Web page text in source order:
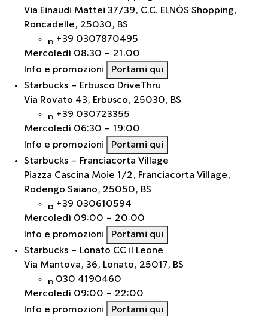
Via Einaudi Mattei 37/39, C.C. ELNÒS Shopping,
Roncadelle, 25030, BS
+39 0307870495
Mercoledì 08:30 - 21:00
Info e promozioni
Portami qui
Starbucks - Erbusco DriveThru
Via Rovato 43, Erbusco, 25030, BS
+39 030723355
Mercoledì 06:30 - 19:00
Info e promozioni
Portami qui
Starbucks - Franciacorta Village
Piazza Cascina Moie 1/2, Franciacorta Village,
Rodengo Saiano, 25050, BS
+39 030610594
Mercoledì 09:00 - 20:00
Info e promozioni
Portami qui
Starbucks - Lonato CC il Leone
Via Mantova, 36, Lonato, 25017, BS
030 4190460
Mercoledì 09:00 - 22:00
Info e promozioni
Portami qui